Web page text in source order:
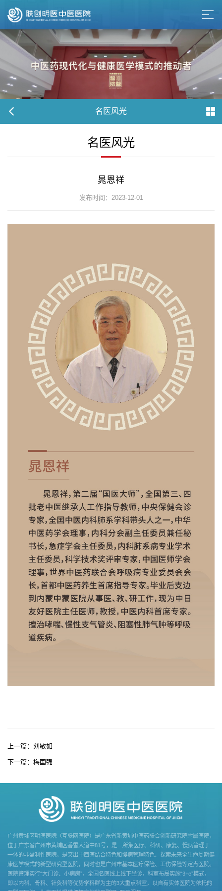
名医风光
名医风光
晁恩祥
发布时间：2023-12-01
上一篇： 刘敏如
下一篇： 梅国强
​广州黄埔区明医医院（互联网医院）是广东省新黄埔中医药联合创新研究院附属医院，
位于广东省广州市黄埔区香雪大道中81号，是一所集医疗、科研、康复、慢病管理于
一体的非盈利性医院，是突出中西医结合特色和慢病管理特色、探索未来全生命周期健
康医学模式的新型研究型医院，同时也是广州市基本医疗保险、工伤保险等定点医院。
医院管理实行“大门诊、小病房”，全国名医线上线下坐诊，科室布局实施“3+e”模式，
即以内科、骨科、针灸科等优势学科群为主的3大重点科室，以自有实体医院为依托的